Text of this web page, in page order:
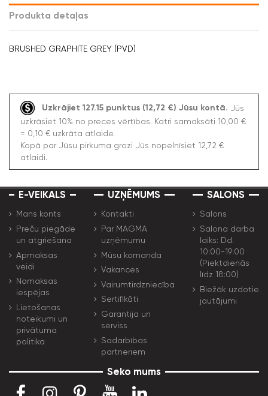
Produkta detaļas
BRUSHED GRAPHITE GREY (PVD)
Uzkrājiet 127.15 punktus (12,72 €) Jūsu kontā.
Jūs
uzkrāsiet 10% no preces vērtības. Katri samaksāti 10,00 €
= 0,10 € uzkrāta atlaide.
Kopā par Jūsu pirkuma grozi Jūs nopelnīsiet 12,72 €
atlaidi.
E-VEIKALS
Mans konts
Preču piegāde
un atgriešana
Apmaksas
veidi
Nomaksas
iespējas
Lietošanas
noteikumi un
privātuma
politika
UZŅĒMUMS
Kontakti
Par MAGMA
uzņēmumu
Mūsu komanda
Vakances
Vairumtirdzniecība
Sertifikāti
Garantija un
serviss
Sadarbības
partneriem
SALONS
Salons
Salona darba
laiks: Dd.
10:00-19:00
(Piektdienās
līdz 18:00)
Biežāk uzdotie
jautājumi
Seko mums